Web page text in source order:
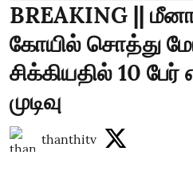
BREAKING ||
கோயில் சொத்து
சிக்கியதில் 10 பேர்
முடிவு
thanthitv